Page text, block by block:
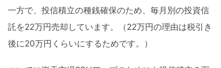
一方で、投信積立の種銭確保のため、毎月別の投資信
託を22万円売却しています。（22万円の理由は税引き
後に20万円くらいにするためです。）